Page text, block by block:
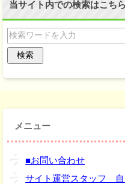
当サイト内での検索はこち
メニュー
■お問い合わせ
サイト運営スタッフ 自